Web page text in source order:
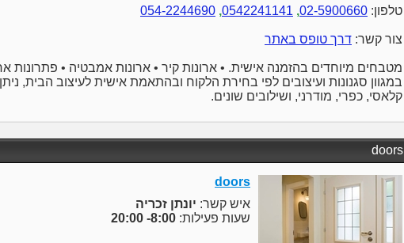
טלפון: 02-5900660
,
0542241141
,
054-2244690
צור קשר: דרך טופס באתר
מטבחים מיוחדים בהזמנה אישית. • ארונות קיר • ארונות אמבטיה • פתרונות
במגוון סגנונות ועיצובים לפי בחירת הלקוח ובהתאמת אישית לעיצוב הבית, ניתן
קלאסי, כפרי, מודרני, ושילובים שונים.
doors
doors
איש קשר: יונתן זכריה
שעות פעילות: 8:00- 20:00